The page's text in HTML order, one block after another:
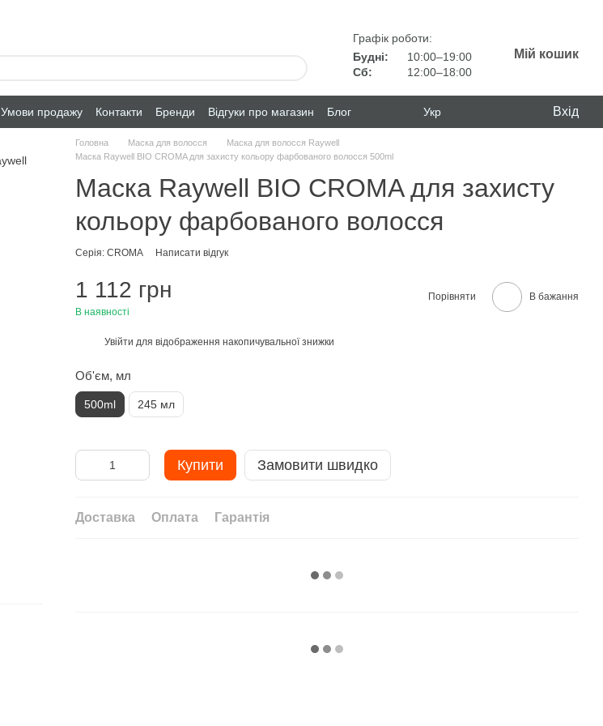
Графік роботи:
Будні:
10:00–19:00
Сб:
12:00–18:00
Мій кошик
Умови продажу Контакти Бренди Відгуки про магазин Блог Укр Вхід
Головна Маска для волосся
Маска для волосся Raywell
Маска Raywell BIO CROMA для захисту кольору фарбованого волосся 500ml
Маска Raywell BIO CROMA для захисту
кольору фарбованого волосся
Серія: CROMA Написати відгук
1 112 грн
В наявності
Порівняти В бажання
Увійти для відображення накопичувальної знижки
Об'єм, мл
500ml 245 мл
Купити Замовити швидко
Доставка Оплата Гарантія